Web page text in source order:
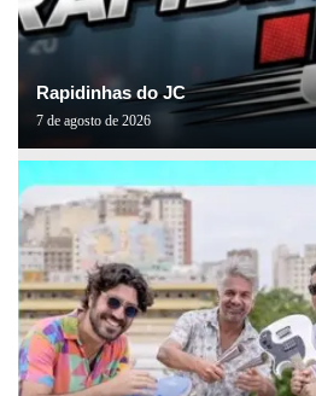
Rapidinhas do JC
7 de agosto de 2026